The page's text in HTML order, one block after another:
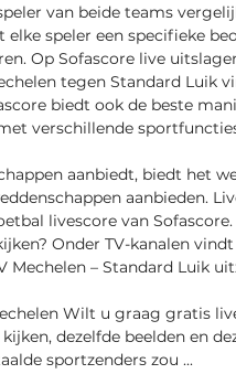
van beide teams
speler een specifieke
Op Sofascore live
tegen Standard Luik
biedt ook de beste
verschillende
aanbiedt, biedt het
aanbieden.
livescore van
Onder TV-kanalen
Mechelen – Standard Luik
Wilt u graag gratis
dezelfde beelden en
sportzenders zou ...